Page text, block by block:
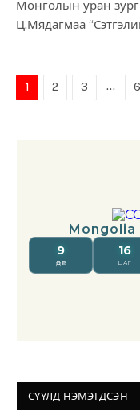
Монголын уран
Ц.Мядагмаа
1 2 3 …
СҮҮЛД НЭМЭГДСЭН